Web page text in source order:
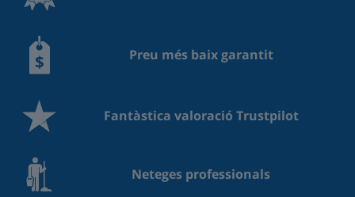
Preu més baix garantit
Fantàstica valoració Trustpilot
Neteges professionals